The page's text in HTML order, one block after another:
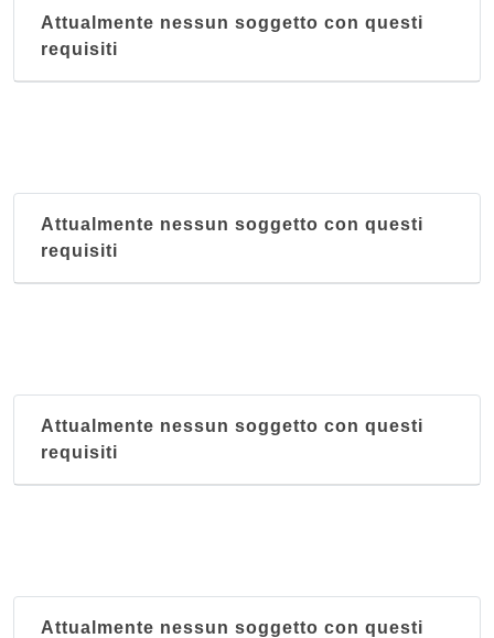
Attualmente nessun soggetto con questi
requisiti
Attualmente nessun soggetto con questi
requisiti
Attualmente nessun soggetto con questi
requisiti
Attualmente nessun soggetto con questi